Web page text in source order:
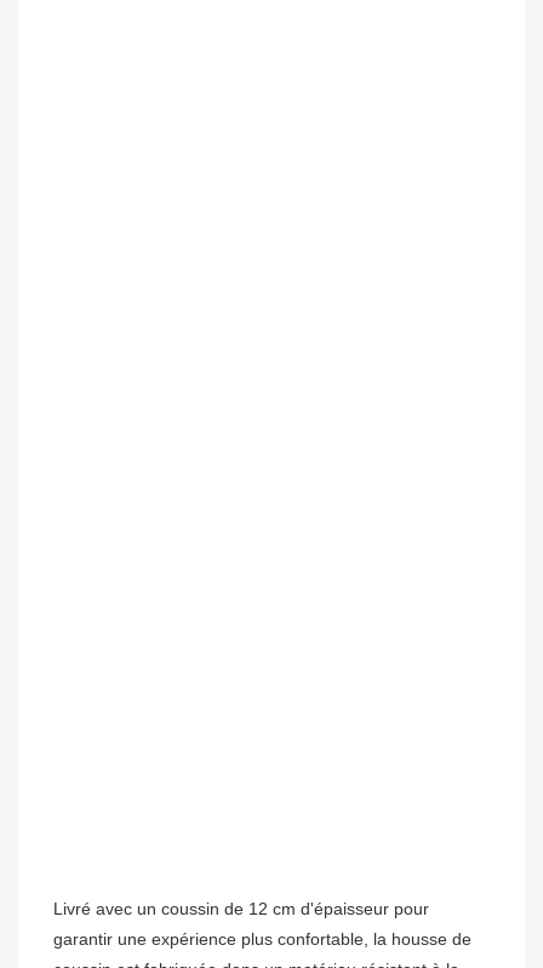
Livré avec un coussin de 12 cm d'épaisseur pour
garantir une expérience plus confortable, la housse de